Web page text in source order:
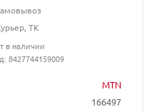
MTN
166497
ТК
в наличии
8427744159009